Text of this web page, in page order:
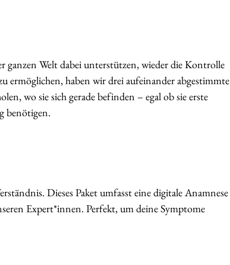
Welt dabei unterstützen, wieder die Kontrolle
ermöglichen, haben wir drei aufeinander abgestimmte
wo sie sich gerade befinden – egal ob sie erste
benötigen.
Dieses Paket umfasst eine digitale Anamnese
Expert*innen. Perfekt, um deine Symptome